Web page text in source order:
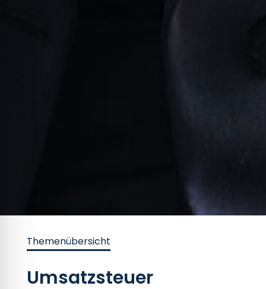
Themenübersicht
Umsatzsteuer